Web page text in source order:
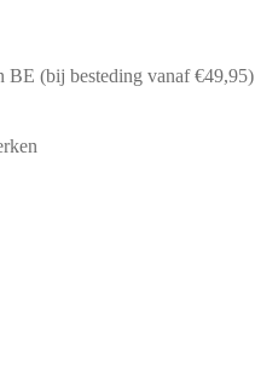
BE (bij besteding vanaf €49,95)